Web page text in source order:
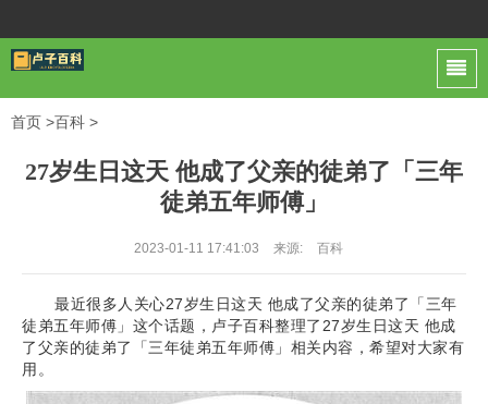
首页 >百科 >
27岁生日这天 他成了父亲的徒弟了「三年
徒弟五年师傅」
2023-01-11 17:41:03 来源: 百科
最近很多人关心27岁生日这天 他成了父亲的徒弟了「三年
徒弟五年师傅」这个话题，卢子百科整理了27岁生日这天 他成
了父亲的徒弟了「三年徒弟五年师傅」相关内容，希望对大家有
用。